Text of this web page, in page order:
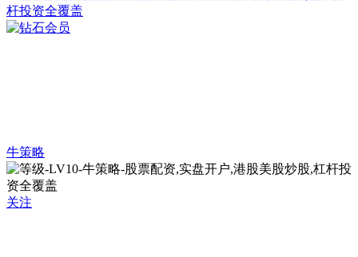
牛策略
关注